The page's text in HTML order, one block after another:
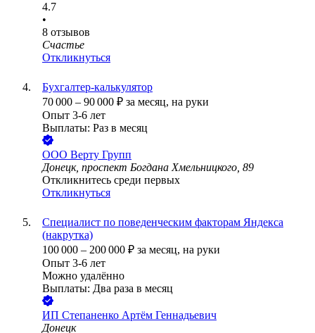
4.7
•
8 отзывов
Счастье
Откликнуться
Бухгалтер-калькулятор
70 000 – 90 000 ₽ за месяц, на руки
Опыт 3-6 лет
Выплаты: Раз в месяц
ООО Верту Групп
Донецк, проспект Богдана Хмельницкого, 89
Откликнитесь среди первых
Откликнуться
Специалист по поведенческим факторам Яндекса
(накрутка)
100 000 – 200 000 ₽ за месяц, на руки
Опыт 3-6 лет
Можно удалённо
Выплаты: Два раза в месяц
ИП Степаненко Артём Геннадьевич
Донецк